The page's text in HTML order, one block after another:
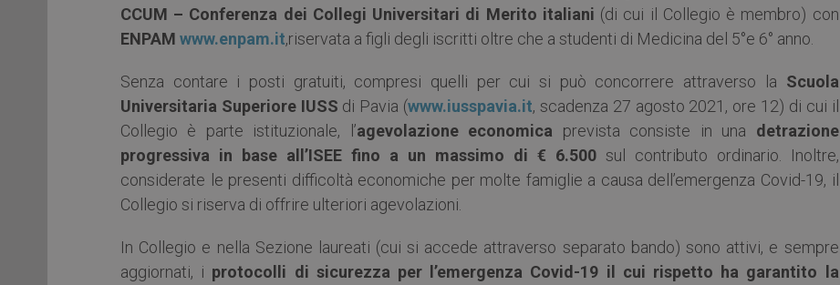
CCUM – Conferenza dei Collegi Universitari di Merito italiani (di cui il Collegio è membro) con
ENPAM www.enpam.it,riservata a figli degli iscritti oltre che a studenti di Medicina del 5°e 6° anno.
Senza contare i posti gratuiti, compresi quelli per cui si può concorrere attraverso la Scuola
Universitaria Superiore IUSS di Pavia (www.iusspavia.it, scadenza 27 agosto 2021, ore 12) di cui il
Collegio è parte istituzionale, l’agevolazione economica prevista consiste in una detrazione
progressiva in base all’ISEE fino a un massimo di € 6.500 sul contributo ordinario. Inoltre,
considerate le presenti difficoltà economiche per molte famiglie a causa dell’emergenza Covid-19, il
Collegio si riserva di offrire ulteriori agevolazioni.
In Collegio e nella Sezione laureati (cui si accede attraverso separato bando) sono attivi, e sempre
aggiornati, i protocolli di sicurezza per l’emergenza Covid-19 il cui rispetto ha garantito la